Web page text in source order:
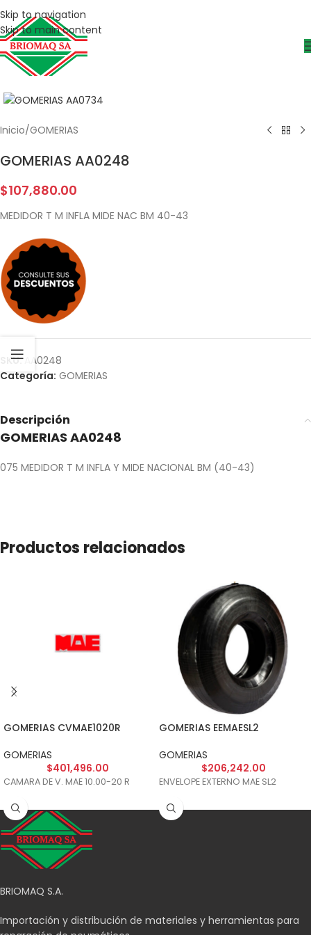
Skip to navigation
Skip to main content
Inicio/GOMERIAS
GOMERIAS AA0248
$107,880.00
MEDIDOR T M INFLA MIDE NAC BM 40-43
SKU: AA0248
Categoría: GOMERIAS
Descripción
GOMERIAS AA0248
075 MEDIDOR T M INFLA Y MIDE NACIONAL BM (40-43)
Productos relacionados
GOMERIAS CVMAE1020R
GOMERIAS
$401,496.00
CAMARA DE V. MAE 10.00-20 R
GOMERIAS EEMAESL2
GOMERIAS
$206,242.00
ENVELOPE EXTERNO MAE SL2
BRIOMAQ S.A.
Importación y distribución de materiales y herramientas para